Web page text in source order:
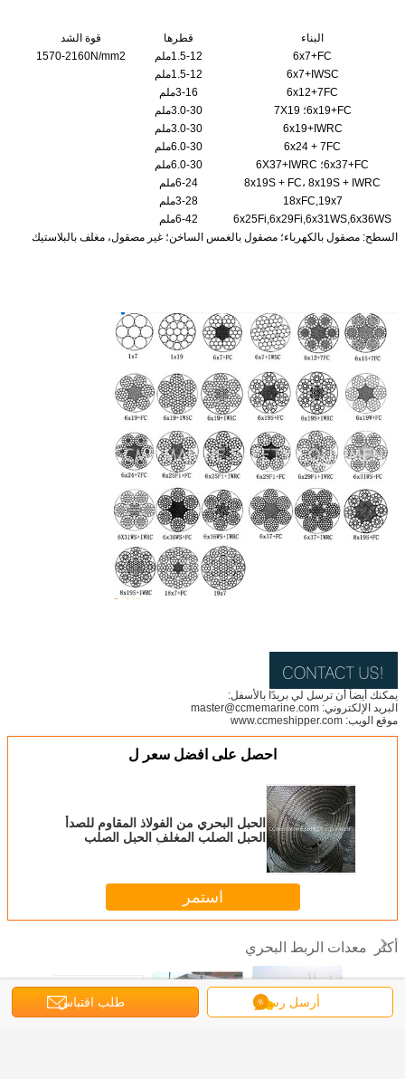
البناء قطرها
قوة الشد
6x7+FC
1.5-12ملم
1570-2160N/mm2
6x7+IWSC
1.5-12ملم
6x12+7FC
3-16ملم
6x19+FC؛ 7X19
3.0-30ملم
6x19+IWRC
3.0-30ملم
6x24 + 7FC
6.0-30ملم
6x37+FC؛ 6X37+IWRC
6.0-30ملم
8x19S + FC، 8x19S + IWRC
6-24ملم
18xFC,19x7
3-28ملم
6x25Fi,6x29Fi,6x31WS,6x36WS
6-42ملم
السطح: مصقول بالكهرباء؛ مصقول بالغمس الساخن؛ غير مصقول، مغلف بالبلاستيك
يمكنك أيضاً أن ترسل لي بريدًا بالأسفل:
البريد الإلكتروني: master@ccmemarine.com
موقع الويب: www.ccmeshipper.com
احصل على افضل سعر ل
الحبل البحري من الفولاذ المقاوم للصدأ
الحبل الصلب المغلف الحبل الصلب
استمر
أكثر معدات الربط البحري
أرسل رسالة طلب اقتباس